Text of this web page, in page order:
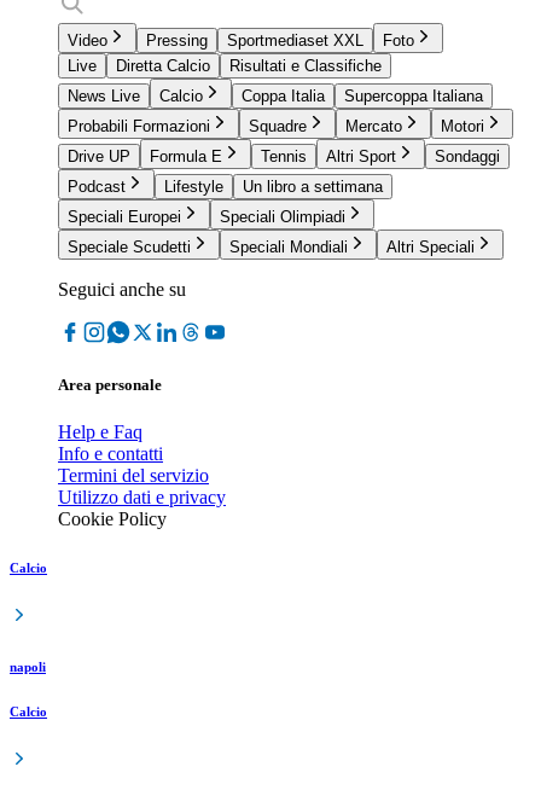
Video Pressing Sportmediaset XXL
Foto
Live
Diretta Calcio
Risultati e Classifiche
News Live
Calcio Coppa Italia
Supercoppa Italiana
Probabili Formazioni
Squadre Mercato
Motori
Drive UP
Formula E Tennis Altri Sport
Sondaggi
Podcast
Lifestyle
Un libro a settimana
Speciali Europei
Speciali Olimpiadi
Speciale Scudetti
Speciali Mondiali Altri Speciali
Seguici anche su
Area personale
Help e Faq
Info e contatti
Termini del servizio
Utilizzo dati e privacy
Cookie Policy
Calcio
napoli
Calcio